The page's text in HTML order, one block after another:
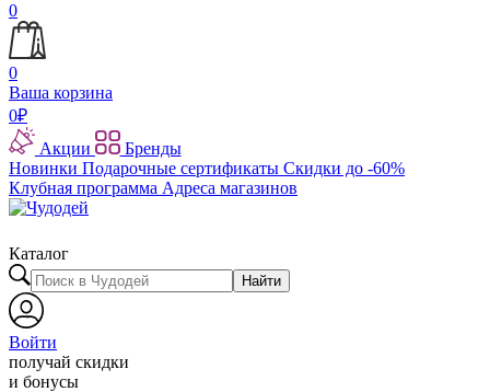
0
0
Ваша корзина
0₽
Акции
Бренды
Новинки Подарочные сертификаты Скидки до -60%
Клубная программа Адреса магазинов
Каталог
Найти
Войти
получай скидки
и бонусы